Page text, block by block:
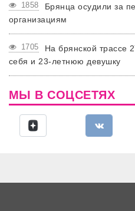
1858
Брянца осудили за
организациям
1705
На брянской трассе
себя и 23-летнюю девушку
МЫ В СОЦСЕТЯХ